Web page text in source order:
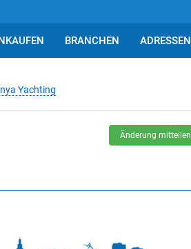
BRANCHEN ADRESSEN
Yachting
Änderung mitteilen